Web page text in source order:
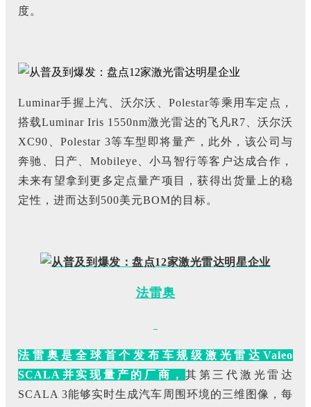
度。
Luminar手握上汽、沃尔沃、Polestar等乘用车定点，
搭载Luminar Iris 1550nm激光雷达的飞凡R7、沃尔沃
XC90、Polestar 3等车型即将量产，此外，该公司与
奔驰、日产、Mobileye、小马智行等客户达成合作，
未来有望拿到更多定点量产项目，获得出货量上的稳
定性，进而达到500美元BOM的目标。
法雷奥
法雷奥是全球首个发布车规级激光雷达Valeo
SCALA并实现量产的厂商，其第三代激光雷达
SCALA 3能够实时生成汽车周围环境的三维图像，每